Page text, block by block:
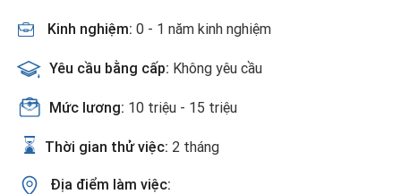
Kinh nghiệm: 0 - 1 năm kinh nghiệm
Yêu cầu bằng cấp: Không yêu cầu
Mức lương: 10 triệu - 15 triệu
Thời gian thử việc: 2 tháng
Địa điểm làm việc: